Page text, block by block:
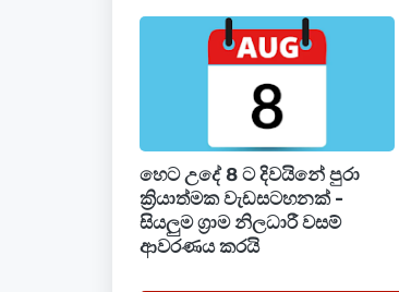
ජනාධිපතිවරයා මෙම
කේන්ද්‍රීය සාධකය වූ ඩිජිටල්
පදනමක් ස්ථාපිත කිරීම අවශ්‍ය
තවද, දිවයින පුරා පිහිටි
පෞද්ගලික ආයෝජකයින් සහ
වෙනුවෙන් ගත යුතු පියවර
හෙට උදේ 8 ට දිවයිනේ පුරා
ක්‍රියාත්මක වැඩසටහනක් -
සියලුම ග්‍රාම නිලධාරී වසම්
ආවරණය කරයි